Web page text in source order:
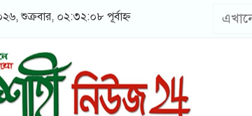
শুক্রবার, ০২:৩২:০৮ পূর্বাহ্ন